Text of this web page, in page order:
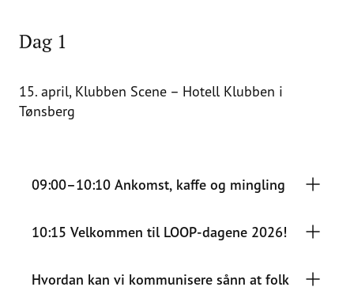
Dag 1
15. april, Klubben Scene – Hotell Klubben i
Tønsberg
09:00–10:10 Ankomst, kaffe og mingling
10:15 Velkommen til LOOP-dagene 2026!
Hvordan kan vi kommunisere sånn at folk